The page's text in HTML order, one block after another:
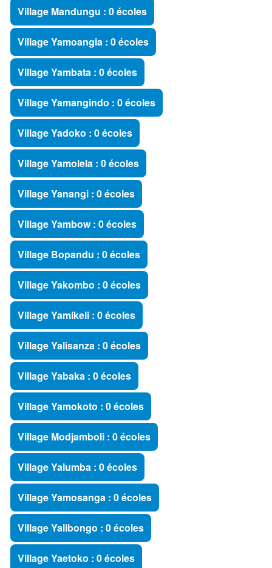
Village Mandungu : 0 écoles
Village Yamoangia : 0 écoles
Village Yambata : 0 écoles
Village Yamangindo : 0 écoles
Village Yadoko : 0 écoles
Village Yamolela : 0 écoles
Village Yanangi : 0 écoles
Village Yambow : 0 écoles
Village Bopandu : 0 écoles
Village Yakombo : 0 écoles
Village Yamikeli : 0 écoles
Village Yalisanza : 0 écoles
Village Yabaka : 0 écoles
Village Yamokoto : 0 écoles
Village Modjamboli : 0 écoles
Village Yalumba : 0 écoles
Village Yamosanga : 0 écoles
Village Yalibongo : 0 écoles
Village Yaetoko : 0 écoles